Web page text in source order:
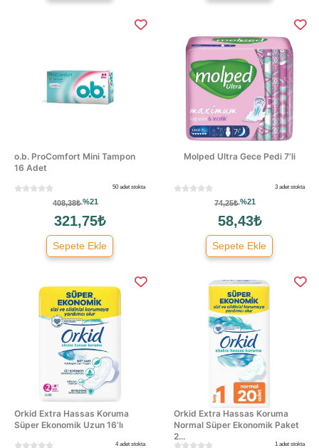
o.b. ProComfort Mini Tampon
16 Adet
50 adet stokta
408,38₺%21
321,75₺
Sepete Ekle
Molped Ultra Gece Pedi 7’li
3 adet stokta
74,25₺%21
58,43₺
Sepete Ekle
Orkid Extra Hassas Koruma
Süper Ekonomik Uzun 16’lı
4 adet stokta
Orkid Extra Hassas Koruma
Normal Süper Ekonomik Paket
2...
1 adet stokta